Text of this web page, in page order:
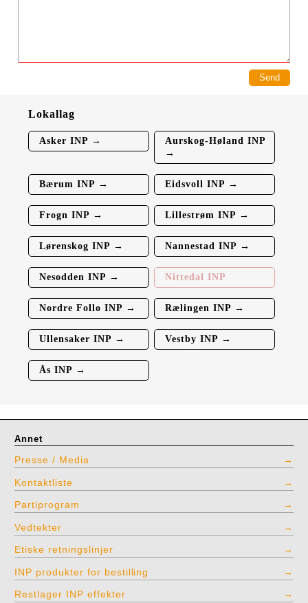
Lokallag
Asker INP →
Aurskog-Høland INP
→
Bærum INP → Eidsvoll INP →
Frogn INP → Lillestrøm INP →
Lørenskog INP → Nannestad INP →
Nesodden INP → Nittedal INP
Nordre Follo INP → Rælingen INP →
Ullensaker INP → Vestby INP →
Ås INP →
Annet
Presse / Media
Kontaktliste
Partiprogram
Vedtekter
Etiske retningslinjer
INP produkter for bestilling
Restlager INP effekter